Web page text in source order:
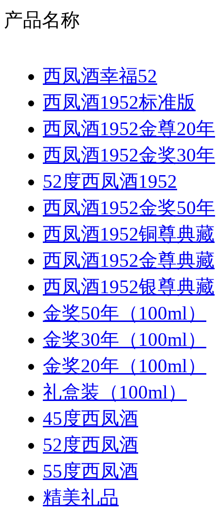
产品名称
西凤酒幸福52
西凤酒1952标准版
西凤酒1952金尊20年
西凤酒1952金奖30年
52度西凤酒1952
西凤酒1952金奖50年
西凤酒1952铜尊典藏
西凤酒1952金尊典藏
西凤酒1952银尊典藏
金奖50年（100ml）
金奖30年（100ml）
金奖20年（100ml）
礼盒装（100ml）
45度西凤酒
52度西凤酒
55度西凤酒
精美礼品